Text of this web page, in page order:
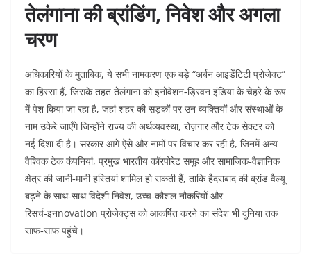
तेलंगाना की ब्रांडिंग, निवेश और अगला
चरण
अधिकारियों के मुताबिक, ये सभी नामकरण एक बड़े “अर्बन आइडेंटिटी प्रोजेक्ट”
का हिस्सा हैं, जिसके तहत तेलंगाना को इनोवेशन‑ड्रिवन इंडिया के चेहरे के रूप
में पेश किया जा रहा है, जहां शहर की सड़कों पर उन व्यक्तियों और संस्थाओं के
नाम उकेरे जाएँगे जिन्होंने राज्य की अर्थव्यवस्था, रोज़गार और टेक सेक्टर को
नई दिशा दी है। सरकार आगे ऐसे और नामों पर विचार कर रही है, जिनमें अन्य
वैश्विक टेक कंपनियां, प्रमुख भारतीय कॉरपोरेट समूह और सामाजिक‑वैज्ञानिक
क्षेत्र की जानी‑मानी हस्तियां शामिल हो सकती हैं, ताकि हैदराबाद की ब्रांड वैल्यू
बढ़ने के साथ‑साथ विदेशी निवेश, उच्च‑कौशल नौकरियों और
रिसर्च‑इनnovation प्रोजेक्ट्स को आकर्षित करने का संदेश भी दुनिया तक
साफ‑साफ पहुंचे।